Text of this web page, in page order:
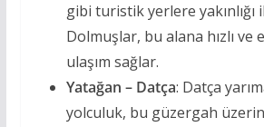
gibi turistik yerlere yakınlığı
Dolmuşlar, bu alana hızlı ve
ulaşım sağlar.
Yatağan – Datça: Datça
yolculuk, bu güzergah